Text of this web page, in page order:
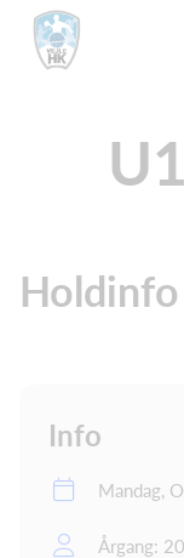
Info
Mandag,
Årgang: